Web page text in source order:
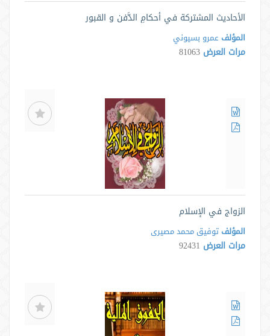
الأحاديث المشتركة في أحكامِ الدَّفن و القبور
المؤلف عمرو بسيوني
مرات العرض 81063
الزواج في الإسلام
المؤلف توفیق محمد مصیری
مرات العرض 92431